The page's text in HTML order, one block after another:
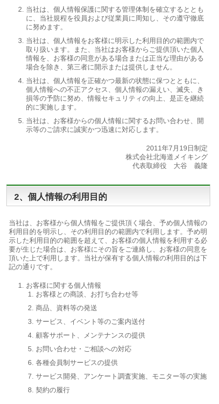
当社は、個人情報保護に関する管理体制を確立するととも
に、当社規程を役員および従業員に周知し、その遵守徹底
に努めます。
当社は、個人情報をお客様に明示した利用目的の範囲内で
取り扱います。また、当社はお客様からご提供頂いた個人
情報を、お客様の同意がある場合または正当な理由がある
場合を除き、第三者に開示または提供しません。
当社は、個人情報を正確かつ最新の状態に保つとともに、
個人情報への不正アクセス、個人情報の漏えい、滅失、き
損等の予防に努め、情報セキュリティの向上、是正を継続
的に実施します。
当社は、お客様からの個人情報に関するお問い合わせ、開
示等のご請求に誠実かつ迅速に対応します。
2011年7月19日制定
株式会社北海道メイキング
代表取締役 大谷 義隆
2、個人情報の利用目的
当社は、お客様から個人情報をご提供頂く場合、予め個人情報の
利用目的を明示し、その利用目的の範囲内で利用します。予め明
示した利用目的の範囲を超えて、お客様の個人情報を利用する必
要が生じた場合は、お客様にその旨をご連絡し、お客様の同意を
頂いた上で利用します。当社が保有する個人情報の利用目的は下
記の通りです。
お客様に関する個人情報
お客様との商談、お打ち合わせ等
商品、資料等の発送
サービス、イベント等のご案内送付
顧客サポート、メンテナンスの提供
お問い合わせ・ご相談への対応
各種会員制サービスの提供
サービス開発、アンケート調査実施、モニター等の実施
契約の履行